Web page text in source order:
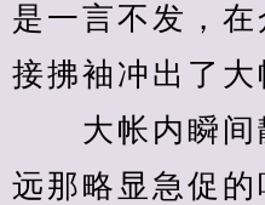
是一言不发，
接拂袖冲出了大
大帐内瞬间
远那略显急促